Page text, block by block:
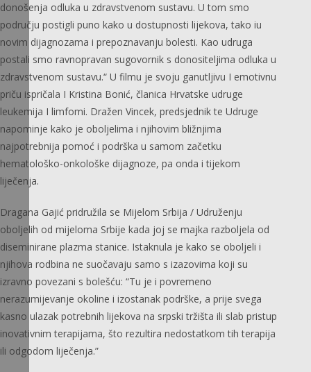
donošenja odluka u zdravstvenom sustavu. U tom smo
području postigli puno kako u dostupnosti lijekova, tako iu
novim dijagnozama i prepoznavanju bolesti. Kao udruga
postali smo ravnopravan sugovornik s donositeljima odluka u
zdravstvenom sustavu.“ U filmu je svoju ganutljivu I emotivnu
priču ispričala I Kristina Bonić, članica Hrvatske udruge
leukemija I limfomi. Dražen Vincek, predsjednik te Udruge
napominje kako je oboljelima i njihovim bližnjima
najpotrebnija pomoć i podrška u samom začetku
hematološko-onkološke dijagnoze, pa onda i tijekom
liječenja.
Dragana Gajić pridružila se Mijelom Srbija / Udruženju
oboljelih od mijeloma Srbije kada joj se majka razboljela od
diseminirane plazma stanice. Istaknula je kako se oboljeli i
njihova rodbina ne suočavaju samo s izazovima koji su
izravno povezani s bolešću: “Tu je i povremeno
nerazumijevanje okoline i izostanak podrške, a prije svega
kasno ulazak potrebnih lijekova na srpski tržišta ili slab pristup
inovativnim terapijama, što rezultira nedostatkom tih terapija
ili odgodom liječenja.”